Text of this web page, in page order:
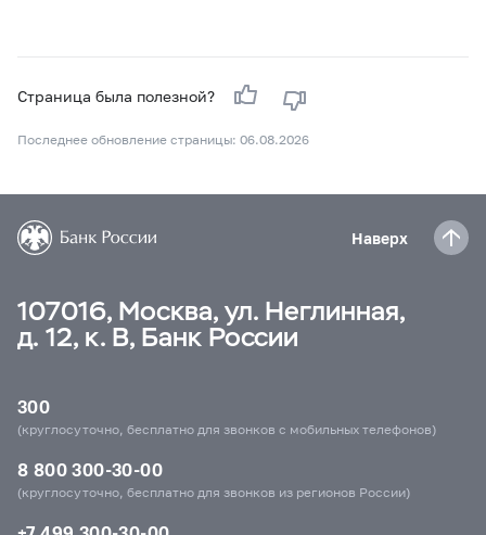
Страница была полезной?
Последнее обновление страницы: 06.08.2026
Наверх
107016, Москва, ул. Неглинная,
д. 12, к. В, Банк России
300
(круглосуточно, бесплатно для звонков с мобильных телефонов)
8 800 300-30-00
(круглосуточно, бесплатно для звонков из регионов России)